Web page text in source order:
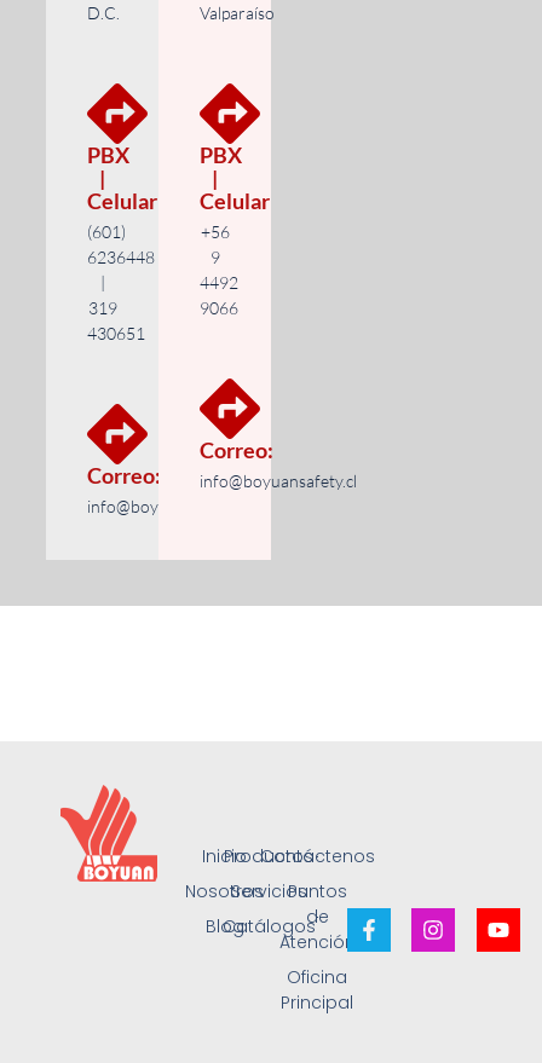
D.C.
PBX
|
Celular
(601)
6236448
|
319
430651
Correo:
info@boyuansafety.com
Valparaíso
PBX
|
Celular
+56
9
4492
9066
Correo:
info@boyuansafety.cl
Inicio
Nosotros
Blog
Productos
Servicios
Catálogos
Contáctenos
Puntos
de
Atención
Oficina
Principal